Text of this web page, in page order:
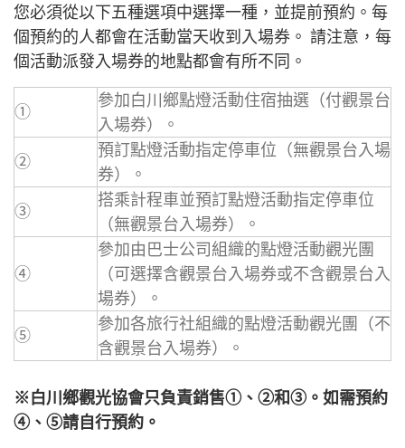
您必須從以下五種選項中選擇一種，並提前預約。每
個預約的人都會在活動當天收到入場券。 請注意，每
個活動派發入場券的地點都會有所不同。
①
參加白川鄉點燈活動住宿抽選（付觀景台
入場券）。
②
預訂點燈活動指定停車位（無觀景台入場
券）。
③
搭乘計程車並預訂點燈活動指定停車位
（無觀景台入場券）。
④
參加由巴士公司組織的點燈活動觀光團
（可選擇含觀景台入場券或不含觀景台入
場券）。
⑤
參加各旅行社組織的點燈活動觀光團（不
含觀景台入場券）。
※白川鄉觀光協會只負責銷售①、②和③。如需預約
④、⑤請自行預約。